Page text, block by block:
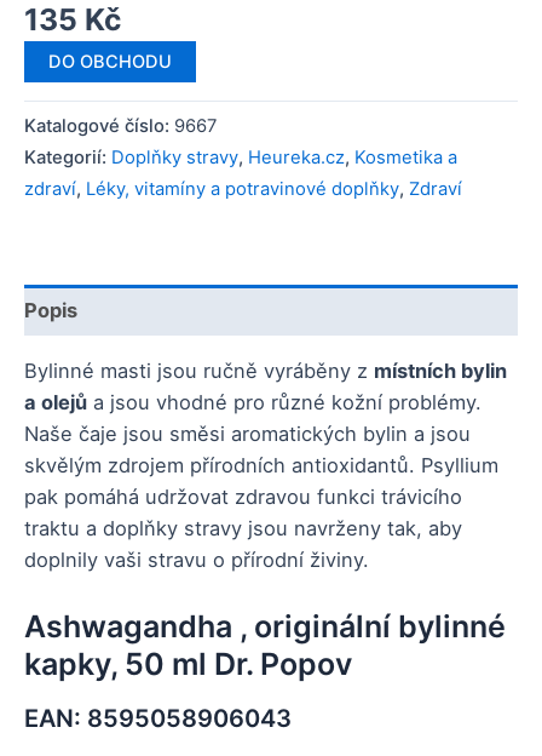
135 Kč
DO OBCHODU
Katalogové číslo: 9667
Kategorií: Doplňky stravy, Heureka.cz, Kosmetika a
zdraví, Léky, vitamíny a potravinové doplňky, Zdraví
Popis
Bylinné masti jsou ručně vyráběny z místních bylin
a olejů a jsou vhodné pro různé kožní problémy.
Naše čaje jsou směsi aromatických bylin a jsou
skvělým zdrojem přírodních antioxidantů. Psyllium
pak pomáhá udržovat zdravou funkci trávicího
traktu a doplňky stravy jsou navrženy tak, aby
doplnily vaši stravu o přírodní živiny.
Ashwagandha , originální bylinné
kapky, 50 ml Dr. Popov
EAN: 8595058906043